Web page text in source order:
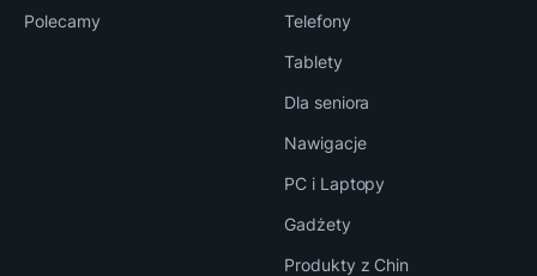
Polecamy
Telefony
Tablety
Dla seniora
Nawigacje
PC i Laptopy
Gadżety
Produkty z Chin